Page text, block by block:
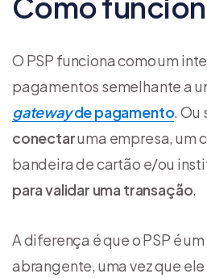
O PSP funciona como um
pagamentos semelhante a
gatewayde pagamento. Ou
conectaruma empresa, um
bandeira de cartão e/ou
para validar uma transação.
A diferença é que o PSP é
abrangente, uma vez que